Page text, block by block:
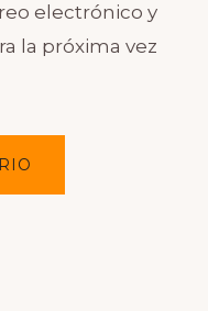
electrónico y
la próxima vez